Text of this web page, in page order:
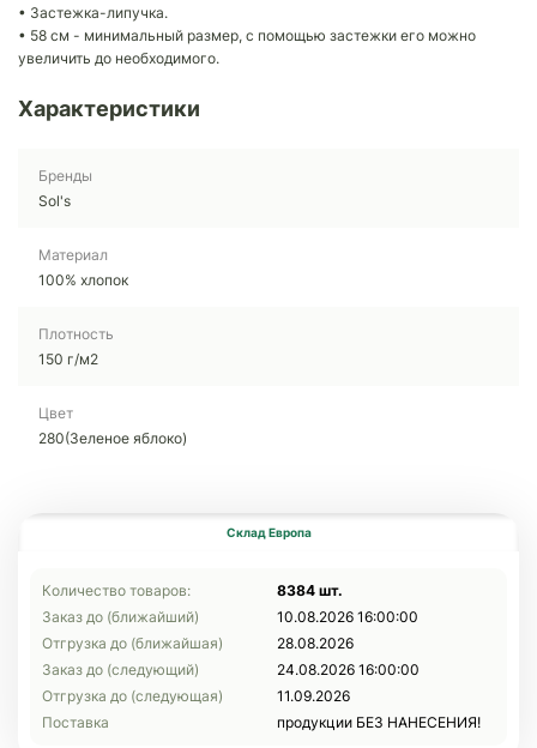
• Застежка-липучка.
• 58 см - минимальный размер, с помощью застежки его можно
увеличить до необходимого.
Характеристики
Бренды
Sol's
Материал
100% хлопок
Плотность
150 г/м2
Цвет
280(Зеленое яблоко)
Склад Европа
Количество товаров:
8384 шт.
Заказ до (ближайший)
10.08.2026 16:00:00
Отгрузка до (ближайшая)
28.08.2026
Заказ до (следующий)
24.08.2026 16:00:00
Отгрузка до (следующая)
11.09.2026
Поставка
продукции БЕЗ НАНЕСЕНИЯ!